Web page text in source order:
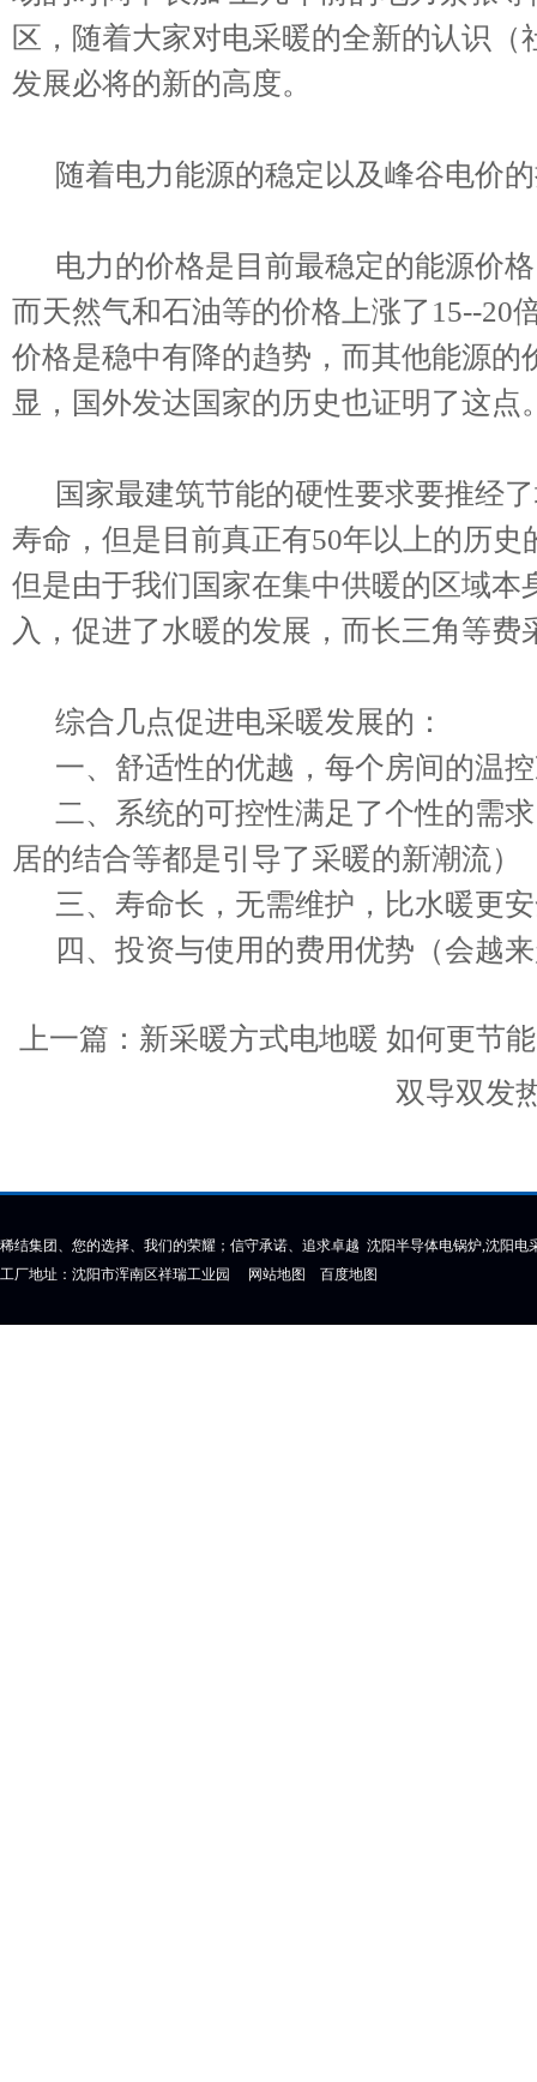
区，随着大家对电采暖的全新的认识
发展必将的新的高度。
随着电力能源的稳定以及峰谷电价
电力的价格是目前最稳定的能源价格
而天然气和石油等的价格上涨了15--20
价格是稳中有降的趋势，而其他能源
显，国外发达国家的历史也证明了这点
国家最建筑节能的硬性要求要推经
寿命，但是目前真正有50年以上的历
但是由于我们国家在集中供暖的区域
入，促进了水暖的发展，而长三角等
综合几点促进电采暖发展的：
一、舒适性的优越，每个房间的温
二、系统的可控性满足了个性的需
居的结合等都是引导了采暖的新潮流）
三、寿命长，无需维护，比水暖更
四、投资与使用的费用优势（会越
上一篇： 新采暖方式电地暖 如何更节能
双导双发
稀结集团、您的选择、我们的荣耀；信守承诺、追求卓越 沈阳半导体电锅炉,沈阳电
工厂地址：沈阳市浑南区祥瑞工业园 网站地图 百度地图